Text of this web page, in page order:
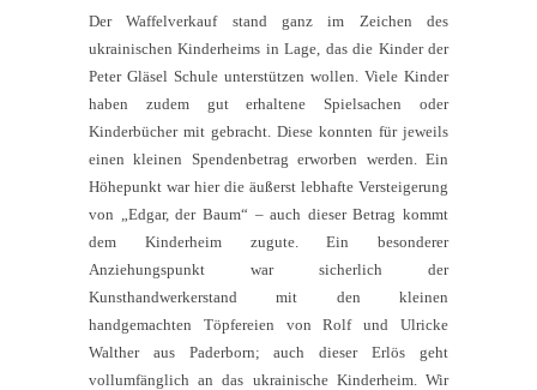
Der Waffelverkauf stand ganz im Zeichen des
ukrainischen Kinderheims in Lage, das die Kinder der
Peter Gläsel Schule unterstützen wollen. Viele Kinder
haben zudem gut erhaltene Spielsachen oder
Kinderbücher mit gebracht. Diese konnten für jeweils
einen kleinen Spendenbetrag erworben werden. Ein
Höhepunkt war hier die äußerst lebhafte Versteigerung
von „Edgar, der Baum“ – auch dieser Betrag kommt
dem Kinderheim zugute. Ein besonderer
Anziehungspunkt war sicherlich der
Kunsthandwerkerstand mit den kleinen
handgemachten Töpfereien von Rolf und Ulricke
Walther aus Paderborn; auch dieser Erlös geht
vollumfänglich an das ukrainische Kinderheim. Wir